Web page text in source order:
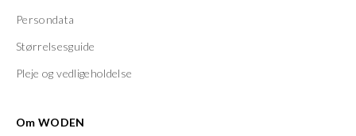
Persondata
Størrelsesguide
Pleje og vedligeholdelse
Om WODEN